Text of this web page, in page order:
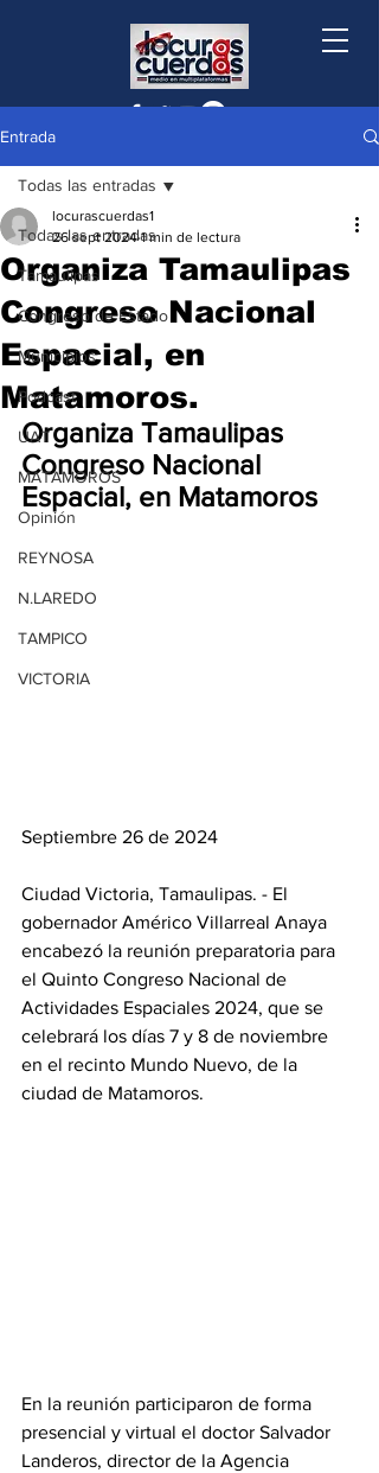
Entrada
Todas las entradas
Tamaulipas
Congreso de Estado
Municipios
Podcast
UAT
MATAMOROS
Opinión
REYNOSA
N.LAREDO
TAMPICO
VICTORIA
Todas las entradas
Organiza Tamaulipas
Congreso Nacional
Espacial, en
Matamoros.
locurascuerdas1
26 sept 2024 1 min de lectura
Organiza Tamaulipas
Congreso Nacional
Espacial, en Matamoros
Septiembre 26 de 2024
Ciudad Victoria, Tamaulipas. - El
gobernador Américo Villarreal Anaya
encabezó la reunión preparatoria para
el Quinto Congreso Nacional de
Actividades Espaciales 2024, que se
celebrará los días 7 y 8 de noviembre
en el recinto Mundo Nuevo, de la
ciudad de Matamoros.
En la reunión participaron de forma
presencial y virtual el doctor Salvador
Landeros, director de la Agencia